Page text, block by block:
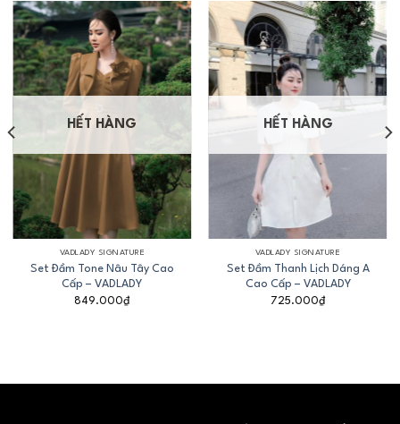
HẾT HÀNG
VADLADY SIGNATURE
Set Đầm Tone Nâu Tây Cao
Cấp – VADLADY
849.000₫
HẾT HÀNG
VADLADY SIGNATURE
Set Đầm Thanh Lịch Dáng A
Cao Cấp – VADLADY
725.000₫